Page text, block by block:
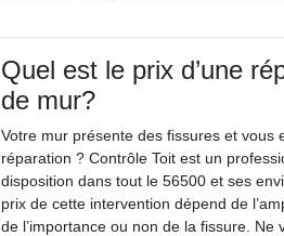
Quel est le prix d’une
de mur?
Votre mur présente des fissures et vous
réparation ? Contrôle Toit est un
disposition dans tout le 56500 et ses
prix de cette intervention dépend de
de l’importance ou non de la fissure.